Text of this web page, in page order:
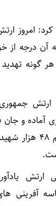
کرد: امروز
آن درجه از
گونه
جمهوری
آماده و
نمونه علنی آن
آفرینی